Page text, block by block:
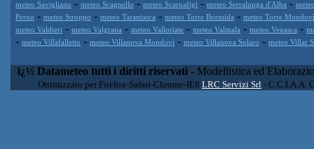
meteo Savigliano - meteo Scagnello - meteo Scarnafigi - meteo Serralunga d'Alba -
Perno - meteo Stroppo - meteo Tarantasca - meteo Torre Bormida - meteo Torre Mondovì
meteo Valdieri - meteo Valgrana - meteo Valloriate - meteo Valmala - meteo Venasca -
- meteo Villafalletto - meteo Villanova Mondovì - meteo Villanova Solaro - meteo Villar
ï¿½ Datameteo tutti i diritti riservati - Modellistica ed
Ottimizzato per Firefox-Safari-Chrome-IE8 LRC Servizi Srl - C.C.I.A.A.